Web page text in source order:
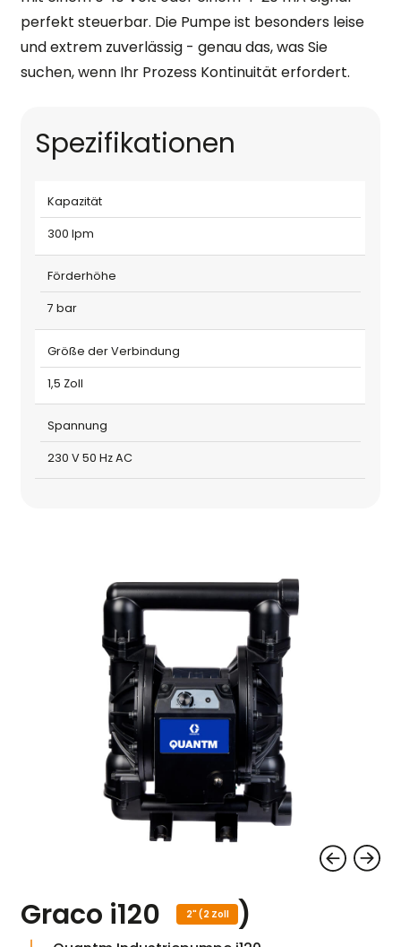
perfekt steuerbar. Die Pumpe ist besonders leise
und extrem zuverlässig - genau das, was Sie
suchen, wenn Ihr Prozess Kontinuität erfordert.
Spezifikationen
Kapazität
300 lpm
Förderhöhe
7 bar
Größe der Verbindung
1,5 Zoll
Spannung
230 V 50 Hz AC
Graco i120 2" (2 Zoll )